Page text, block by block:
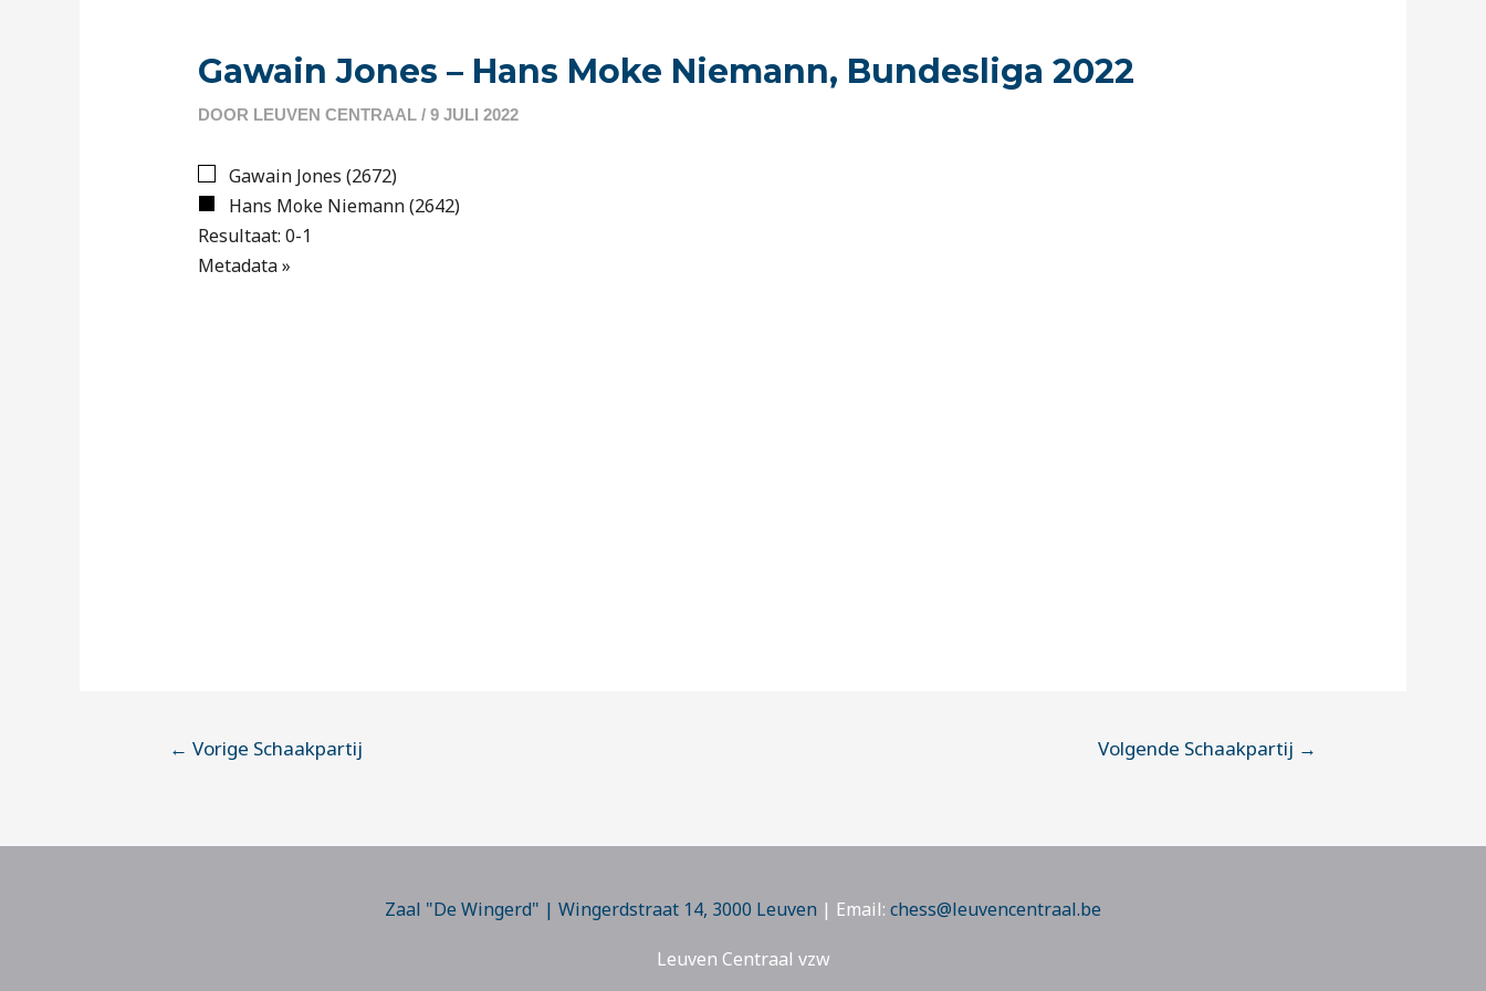
Gawain Jones – Hans Moke Niemann, Bundesliga 2022
DOOR LEUVEN CENTRAAL / 9 JULI 2022
Gawain Jones (2672)
Hans Moke Niemann (2642)
Resultaat: 0-1
Metadata »
openen.
← Vorige Schaakpartij Volgende Schaakpartij →
Zaal "De Wingerd" | Wingerdstraat 14, 3000 Leuven | Email: chess@leuvencentraal.be
Leuven Centraal vzw